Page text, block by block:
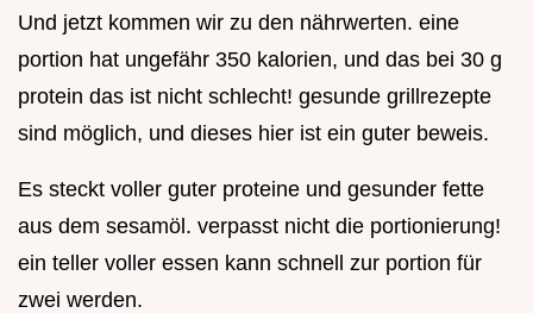
Und jetzt kommen wir zu den nährwerten. eine
portion hat ungefähr 350 kalorien, und das bei 30 g
protein das ist nicht schlecht! gesunde grillrezepte
sind möglich, und dieses hier ist ein guter beweis.
Es steckt voller guter proteine und gesunder fette
aus dem sesamöl. verpasst nicht die portionierung!
ein teller voller essen kann schnell zur portion für
zwei werden.